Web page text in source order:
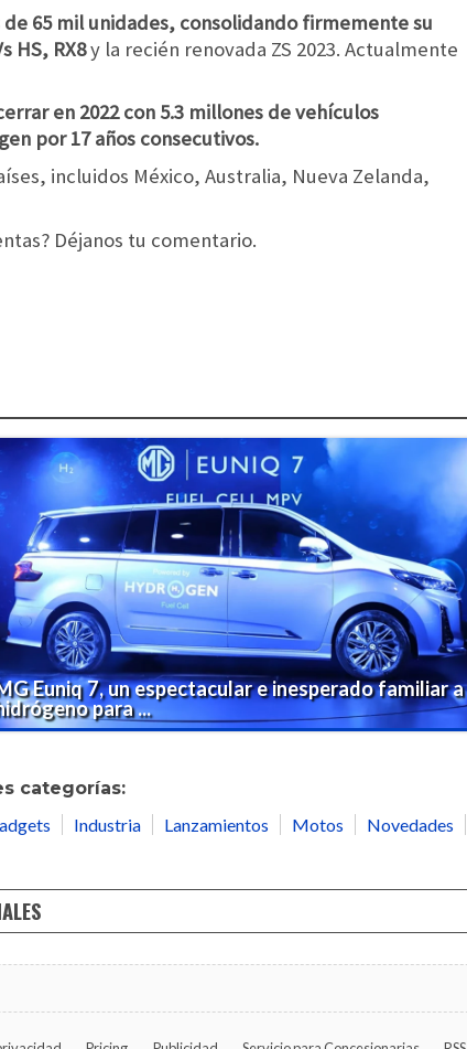
65 mil unidades, consolidando firmemente su
HS, RX8y la recién renovada ZS 2023. Actualmente
en 2022 con 5.3 millones de vehículos
por 17 años consecutivos.
incluidos México, Australia, Nueva Zelanda,
Déjanos tu comentario.
Euniq 7, un espectacular e inesperado familiar a
para ...
categorías:
Industria Lanzamientos Motos
Novedades